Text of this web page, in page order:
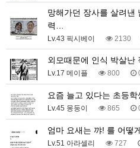
망해가던 장사를 살려낸
력…
Lv.43 픽시베이 2130
외모때문에 인식 박살난
Lv.17 메이플 800
요즘 늘고 있다는 초등
Lv.45 몽둥이 865
엄마 요새는 꺄! 를 어떻
Lv.51 아라셀리 727